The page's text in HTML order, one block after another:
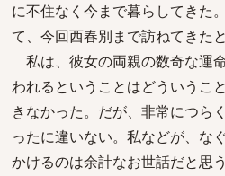
に不住なく今まで暮らしてきた
て、今回西春別まで訪ねてきた
私は、彼女の両親の数奇な運
われるということはどういうこ
きなかった。だが、非常につら
ったに違いない。私などが、な
かけるのは余計なお世話だと思